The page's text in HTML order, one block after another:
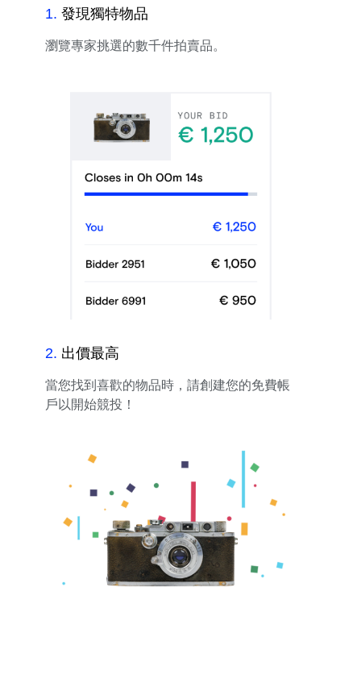
1. 發現獨特物品
瀏覽專家挑選的數千件拍賣品。
2. 出價最高
當您找到喜歡的物品時，請創建您的免費帳
戶以開始競投！